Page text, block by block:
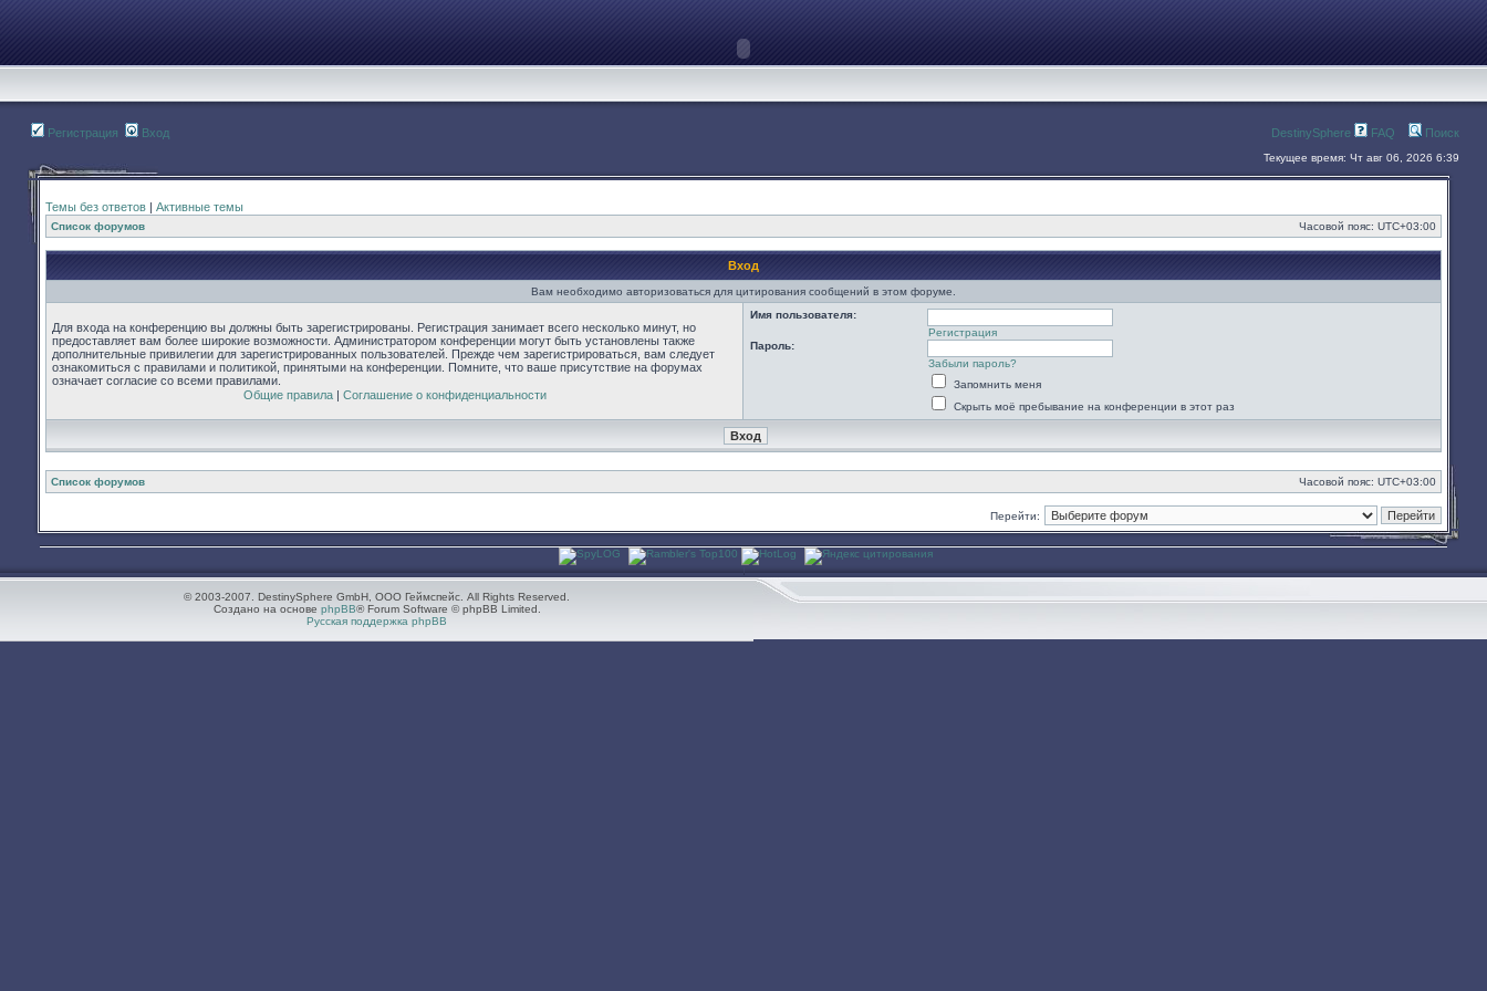
Регистрация Вход DestinySphere FAQ Поиск
Текущее время: Чт авг 06, 2026 6:39
Темы без ответов | Активные темы
Список форумов Часовой пояс: UTC+03:00
Вход
Вам необходимо авторизоваться для цитирования сообщений в этом форуме.
Для входа на конференцию вы должны быть зарегистрированы. Регистрация занимает всего несколько минут, но
предоставляет вам более широкие возможности. Администратором конференции могут быть установлены также
дополнительные привилегии для зарегистрированных пользователей. Прежде чем зарегистрироваться, вам следует
ознакомиться с правилами и политикой, принятыми на конференции. Помните, что ваше присутствие на форумах
означает согласие со всеми правилами.
Общие правила| Соглашение о конфиденциальности
Имя пользователя:
Регистрация
Пароль:
Забыли пароль?
Запомнить меня
Скрыть моё пребывание на конференции в этот раз
Список форумов Часовой пояс: UTC+03:00
Перейти:
© 2003-2007. DestinySphere GmbH, ООО Геймспейс. All Rights Reserved.
Создано на основе phpBB® Forum Software © phpBB Limited.
Русская поддержка phpBB